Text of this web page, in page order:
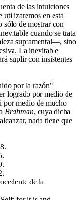
de las intuiciones
utilizaremos en esta
sólo de mostrar con
cuando se trata
supramental—, sino
La inevitable
suplir con insistentes
por la razón".
logrado por medio de
por medio de mucho
Brahman, cuya dicha
nada tiene que
de la